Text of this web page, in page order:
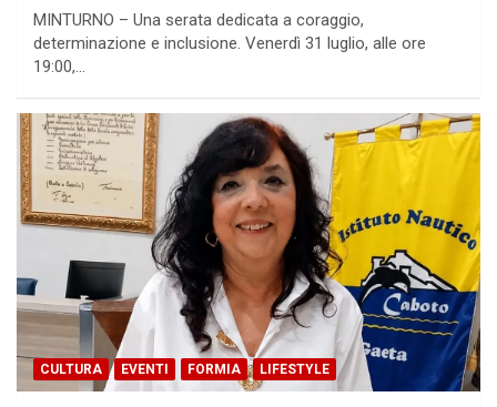
MINTURNO – Una serata dedicata a coraggio,
determinazione e inclusione. Venerdì 31 luglio, alle ore
19:00,…
CULTURA EVENTI FORMIA LIFESTYLE